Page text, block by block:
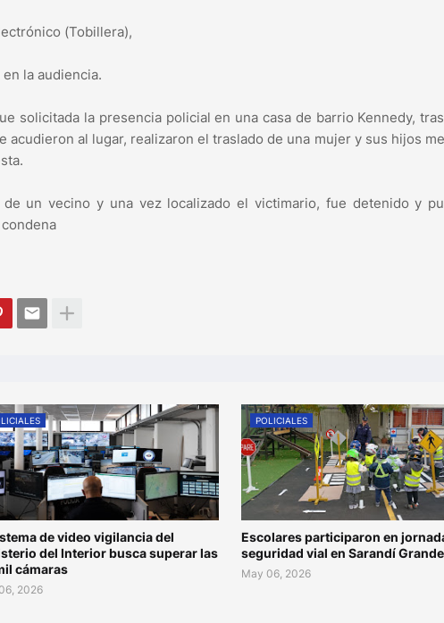
(Tobillera),
la audiencia.
solicitada la presencia policial en una casa de barrio Kennedy,
acudieron al lugar, realizaron el traslado de una mujer y sus hijos
un vecino y una vez localizado el victimario, fue detenido y
de video vigilancia del
del Interior busca superar las
cámaras
2026
POLICIALES
Escolares participaron en
seguridad vial en Sarandí Grande
May 06, 2026